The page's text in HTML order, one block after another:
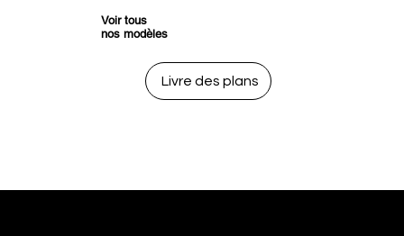
Livre des plans
Voir tous
nos modèles